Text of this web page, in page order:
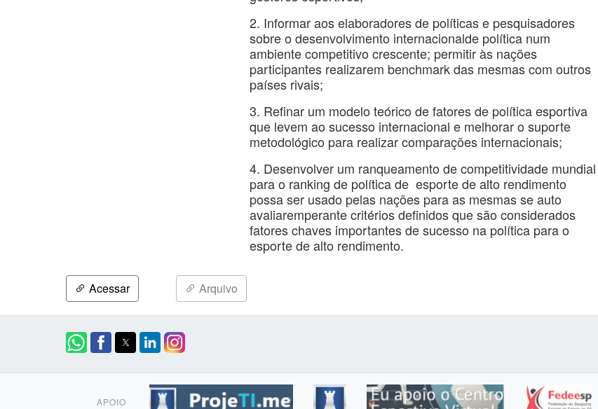
2. Informar aos elaboradores de políticas e pesquisadores
sobre o desenvolvimento internacionalde política num
ambiente competitivo crescente; permitir às nações
participantes realizarem benchmark das mesmas com outros
países rivais;
3. Refinar um modelo teórico de fatores de política esportiva
que levem ao sucesso internacional e melhorar o suporte
metodológico para realizar comparações internacionais;
4. Desenvolver um ranqueamento de competitividade mundial
para o ranking de política de esporte de alto rendimento
possa ser usado pelas nações para as mesmas se auto
avaliaremperante critérios definidos que são considerados
fatores chaves importantes de sucesso na política para o
esporte de alto rendimento.
Acessar Arquivo
APOIO